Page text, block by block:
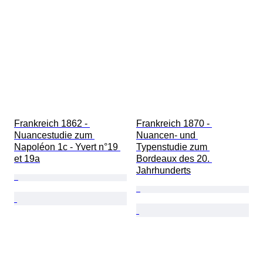
Frankreich 1862 -
Nuancestudie zum
Napoléon 1c - Yvert n°19
et 19a
Frankreich 1870 -
Nuancen- und
Typenstudie zum
Bordeaux des 20.
Jahrhunderts